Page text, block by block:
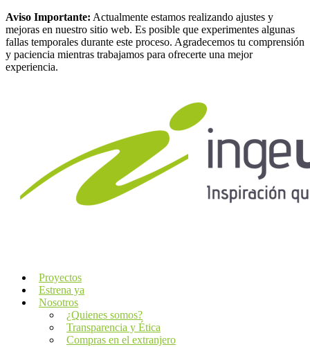
Aviso Importante: Actualmente estamos realizando ajustes y
mejoras en nuestro sitio web. Es posible que experimentes algunas
fallas temporales durante este proceso. Agradecemos tu comprensión
y paciencia mientras trabajamos para ofrecerte una mejor
experiencia.
Proyectos
Estrena ya
Nosotros
¿Quienes somos?
Transparencia y Ética
Compras en el extranjero